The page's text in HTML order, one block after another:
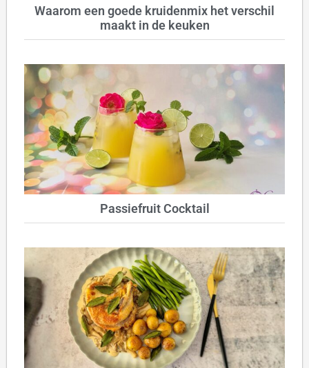
Waarom een goede kruidenmix het verschil
maakt in de keuken
Passiefruit Cocktail